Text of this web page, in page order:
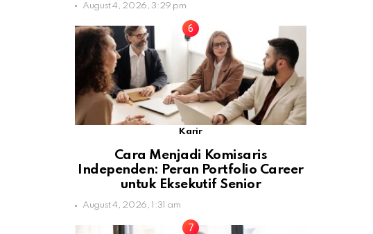
August 4, 2026, 3:29 pm
Karir
Cara Menjadi Komisaris
Independen: Peran Portfolio Career
untuk Eksekutif Senior
August 4, 2026, 1:31 am